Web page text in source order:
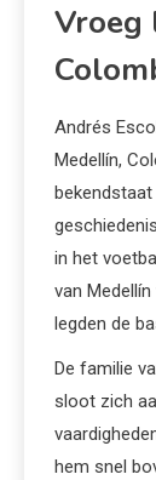
Vroeg
Andrés
Medellín,
in het
van
legden de
De familie
sloot zich
hem snel